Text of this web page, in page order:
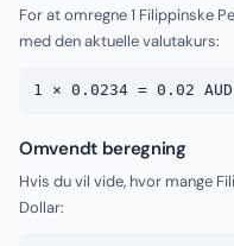
For at omregne 1 Filippinske
med den aktuelle valutakurs:
1 × 0.0234 = 0.02 AUD
Omvendt beregning
Hvis du vil vide, hvor mange
Dollar: